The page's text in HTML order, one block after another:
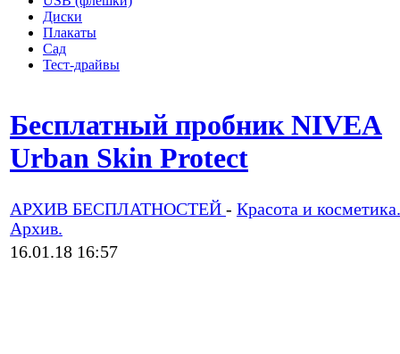
Диски
Плакаты
Сад
Тест-драйвы
Бесплатный пробник NIVEA
Urban Skin Protect
АРХИВ БЕСПЛАТНОСТЕЙ - Красота и косметика.
Архив.
16.01.18 16:57